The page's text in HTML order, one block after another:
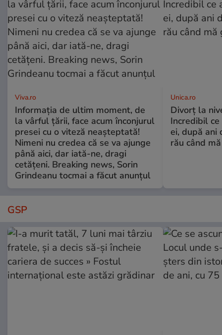
Viva.ro
Informația de ultim moment, de
la vârful țării, face acum înconjurul
presei cu o viteză neașteptată!
Nimeni nu credea că se va ajunge
până aici, dar iată-ne, dragi
cetățeni. Breaking news, Sorin
Grindeanu tocmai a făcut anunțul
Unica.ro
Divorț la
Incredibil
ei, după ani
rău când
GSP